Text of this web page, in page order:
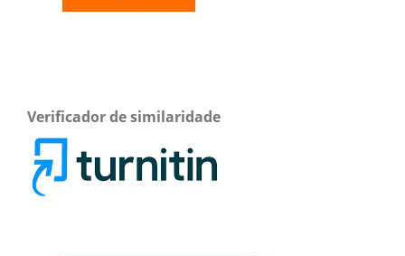
Verificador de similaridade